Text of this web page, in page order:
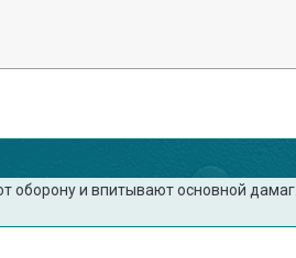
оборону и впитывают основной дамаг.